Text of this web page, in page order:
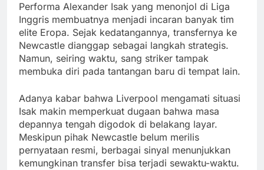
Performa Alexander Isak yang menonjol di Liga
Inggris membuatnya menjadi incaran banyak tim
elite Eropa. Sejak kedatangannya, transfernya ke
Newcastle dianggap sebagai langkah strategis.
Namun, seiring waktu, sang striker tampak
membuka diri pada tantangan baru di tempat lain.
Adanya kabar bahwa Liverpool mengamati situasi
Isak makin memperkuat dugaan bahwa masa
depannya tengah digodok di belakang layar.
Meskipun pihak Newcastle belum merilis
pernyataan resmi, berbagai sinyal menunjukkan
kemungkinan transfer bisa terjadi sewaktu-waktu.